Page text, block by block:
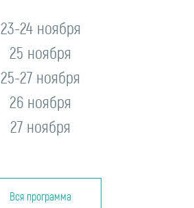
23-24 ноября
25 ноября
25-27 ноября
26 ноября
27 ноября
Вся программа